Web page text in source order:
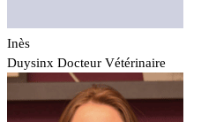
Inès
Duysinx Docteur Vétérinaire